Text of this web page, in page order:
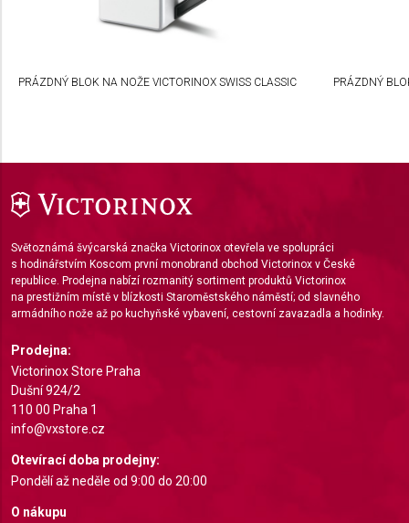
PRÁZDNÝ BLOK NA NOŽE VICTORINOX SWISS CLASSIC PRÁZDNÝ
Světoznámá švýcarská značka Victorinox otevřela ve spolupráci
s hodinářstvím Koscom první monobrand obchod Victorinox v České
republice. Prodejna nabízí rozmanitý sortiment produktů Victorinox
na prestižním místě v blízkosti Staroměstského náměstí; od slavného
armádního nože až po kuchyňské vybavení, cestovní zavazadla a hodinky.
Prodejna:
Victorinox Store Praha
Dušní 924/2
110 00 Praha 1
info@vxstore.cz
Otevírací doba prodejny:
Pondělí až neděle od 9:00 do 20:00
O nákupu